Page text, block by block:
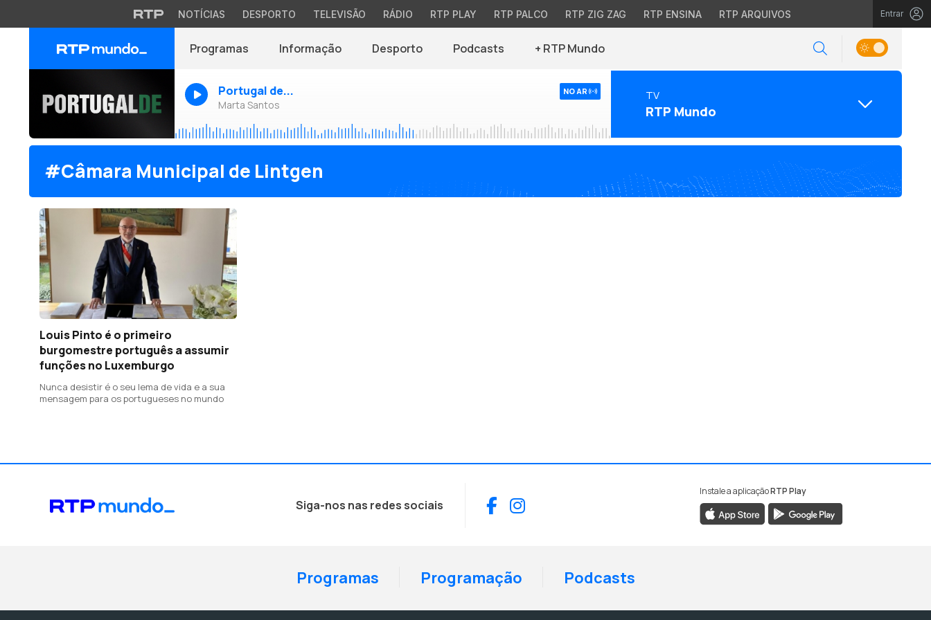
NOTÍCIAS DESPORTO TELEVISÃO RÁDIO RTP PLAY RTP PALCO RTP ZIG ZAG RTP ENSINA RTP ARQUIVOS Entrar
Programas Informação Desporto Podcasts + RTP Mundo
Portugal de...
Marta Santos
NO AR TV
RTP Mundo
#Câmara Municipal de Lintgen
Louis Pinto é o primeiro
burgomestre português a assumir
funções no Luxemburgo
Nunca desistir é o seu lema de vida e a sua
mensagem para os portugueses no mundo
Siga-nos nas redes sociais Facebook
Instagram
Instale a aplicaçãoRTP Play
Programas Programação Podcasts